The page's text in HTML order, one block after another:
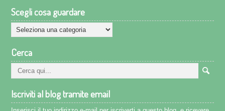
Scegli cosa guardare
Scegli
cosa
guardare
Cerca
Iscriviti al blog tramite email